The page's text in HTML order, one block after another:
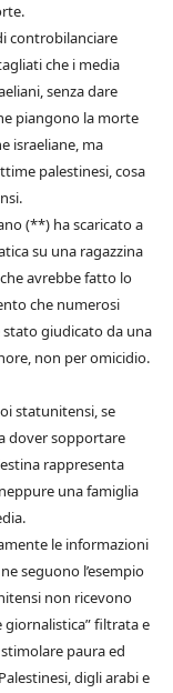
controbilanciare
che i media
senza dare
piangono la morte
israeliane, ma
palestinesi, cosa
(**) ha scaricato a
su una ragazzina
avrebbe fatto lo
che numerosi
stato giudicato da una
non per omicidio.
statunitensi, se
dover sopportare
rappresenta
una famiglia
le informazioni
seguono l’esempio
non ricevono
giornalistica” filtrata e
paura ed
digli arabi e